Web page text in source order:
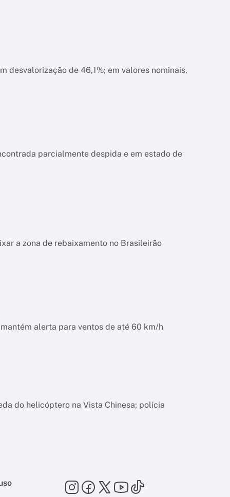
desvalorização de 46,1%; em valores nominais,
parcialmente despida e em estado de
a zona de rebaixamento no Brasileirão
alerta para ventos de até 60 km/h
do helicóptero na Vista Chinesa; polícia